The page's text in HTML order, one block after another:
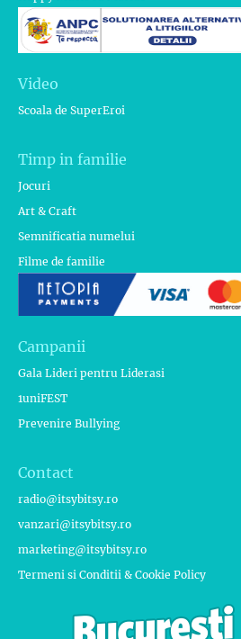
Video
Scoala de SuperEroi
Timp in familie
Jocuri
Art & Craft
Semnificatia numelui
Filme de familie
Campanii
Gala Lideri pentru Liderasi
1uniFEST
Prevenire Bullying
Contact
radio@itsybitsy.ro
vanzari@itsybitsy.ro
marketing@itsybitsy.ro
Termeni si Conditii & Cookie Policy